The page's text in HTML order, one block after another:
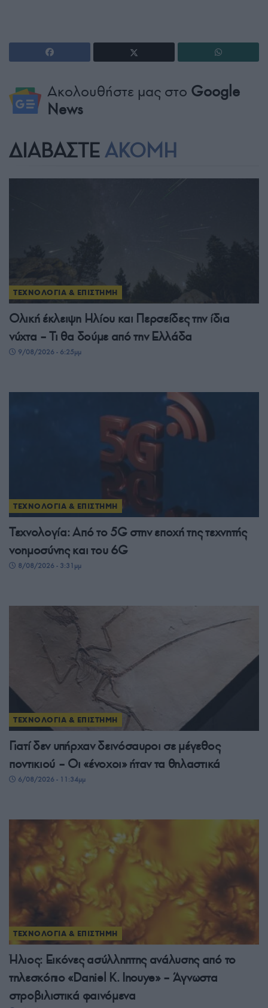
Ακολουθήστε μας στο Google
News
ΔΙΑΒΑΣΤΕ ΑΚΟΜΗ
ΤΕΧΝΟΛΟΓΙΑ & ΕΠΙΣΤΗΜΗ
Ολική έκλειψη Ηλίου και Περσείδες την ίδια
νύχτα – Τι θα δούμε από την Ελλάδα
9/08/2026 - 6:25μμ
ΤΕΧΝΟΛΟΓΙΑ & ΕΠΙΣΤΗΜΗ
Τεχνολογία: Από το 5G στην εποχή της τεχνητής
νοημοσύνης και του 6G
8/08/2026 - 3:31μμ
ΤΕΧΝΟΛΟΓΙΑ & ΕΠΙΣΤΗΜΗ
Γιατί δεν υπήρχαν δεινόσαυροι σε μέγεθος
ποντικιού – Οι «ένοχοι» ήταν τα θηλαστικά
6/08/2026 - 11:34μμ
ΤΕΧΝΟΛΟΓΙΑ & ΕΠΙΣΤΗΜΗ
Ήλιος: Εικόνες ασύλληπτης ανάλυσης από το
τηλεσκόπιο «Daniel K. Inouye» – Άγνωστα
στροβιλιστικά φαινόμενα